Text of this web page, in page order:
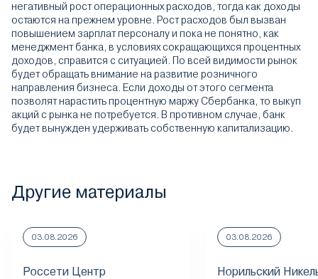
негативный рост операционных расходов, тогда как доходы
остаются на прежнем уровне. Рост расходов был вызван
повышением зарплат персоналу и пока не понятно, как
менеджмент банка, в условиях сокращающихся процентных
доходов, справится с ситуацией. По всей видимости рынок
будет обращать внимание на развитие розничного
направления бизнеса. Если доходы от этого сегмента
позволят нарастить процентную маржу Сбербанка, то выкуп
акций с рынка не потребуется. В противном случае, банк
будет вынужден удерживать собственную капитализацию.
Другие материалы
03.08.2026
Россети Центр
03.08.2026
Норильский